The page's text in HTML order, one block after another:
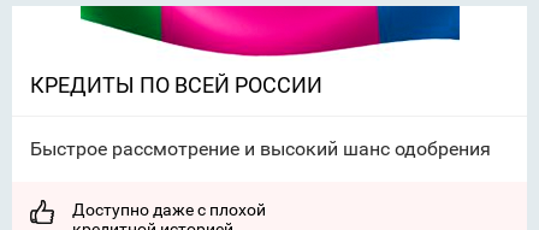
КРЕДИТЫ ПО ВСЕЙ РОССИИ
Быстрое рассмотрение и высокий шанс одобрения
Доступно даже с плохой